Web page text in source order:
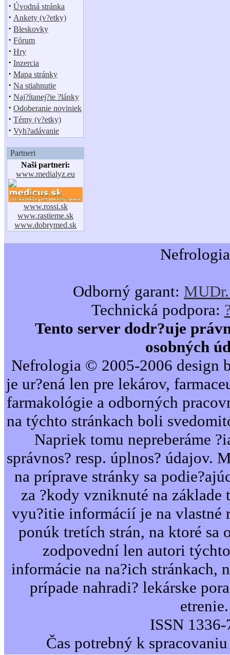
· Úvodná stránka
· Ankety (v?etky)
· Bleskovky
· Fórum
· Hry
· Inzercia
· Mapa stránky
· Na stiahnutie
· Naj?ítanej?ie ?lánky
· Odoberanie noviniek
· Témy (v?etky)
· Vyh?adávanie
Partneri
Naši partneri:
www.medialyz.eu
www.rossi.sk
www.rastieme.sk
www.dobrymed.sk
Odborný garant:
Technická podpora:
Tento server dodr?uje
osobných
Nefrologia © 2005-2006 design
je ur?ená len pre lekárov,
farmakológie a odborných
na týchto stránkach boli
Napriek tomu nepreberáme
správnos? resp. úplnos? údajov.
na príprave stránky sa
za ?kody vzniknuté na
vyu?itie informácií je na vlastné
ponúk tretích strán, na ktoré sa
zodpovední len autori
informácie na na?ich stránkach,
prípade nahradi? lekárske
etrenie.
ISSN
Čas potrebný k